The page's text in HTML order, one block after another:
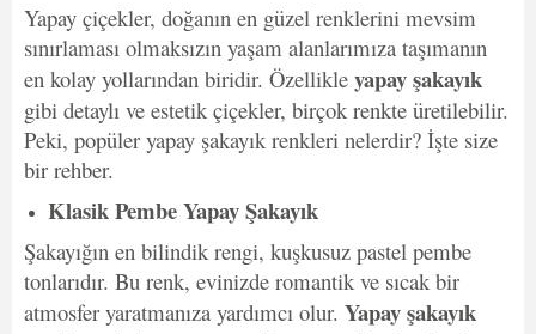
Yapay çiçekler, doğanın en güzel renklerini mevsim
sınırlaması olmaksızın yaşam alanlarımıza taşımanın
en kolay yollarından biridir. Özellikle yapay şakayık
gibi detaylı ve estetik çiçekler, birçok renkte üretilebilir.
Peki, popüler yapay şakayık renkleri nelerdir? İşte size
bir rehber.
Klasik Pembe Yapay Şakayık
Şakayığın en bilindik rengi, kuşkusuz pastel pembe
tonlarıdır. Bu renk, evinizde romantik ve sıcak bir
atmosfer yaratmanıza yardımcı olur. Yapay şakayık